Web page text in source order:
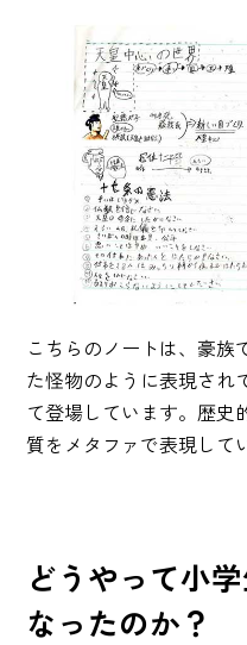
こちらのノートは、豪族
た怪物のように表現され
て登場しています。歴史
質をメタファで表現して
どうやって小
なったのか？